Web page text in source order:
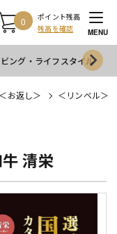
0
ポイント残高
残高を確認
MENU
ビング・ライフスタイル
＜お返し＞
＜リンベル＞
清栄